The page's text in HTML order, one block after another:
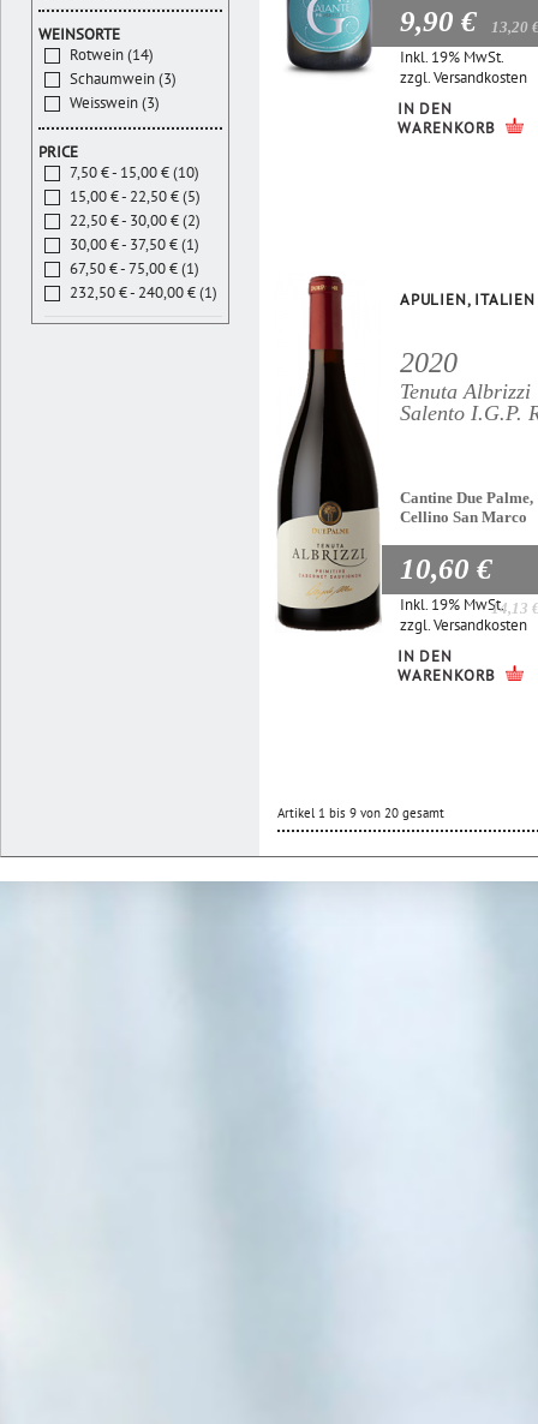
9,90 € 13,20
Inkl. 19% MwSt.
zzgl.Versandkosten
IN DEN
WARENKORB
APULIEN, ITALIEN
2020
Tenuta Albrizzi
Salento I.G.P.
Cantine Due Palme,
Cellino San Marco
10,60 €
14,13
Inkl. 19% MwSt.
zzgl.Versandkosten
IN DEN
WARENKORB
Artikel 1 bis 9 von 20 gesamt
WEINSORTE
Rotwein (14)
Schaumwein (3)
Weisswein (3)
PRICE
7,50 € - 15,00 € (10)
15,00 € - 22,50 € (5)
22,50 € - 30,00 € (2)
30,00 € - 37,50 € (1)
67,50 € - 75,00 € (1)
232,50 € - 240,00 € (1)